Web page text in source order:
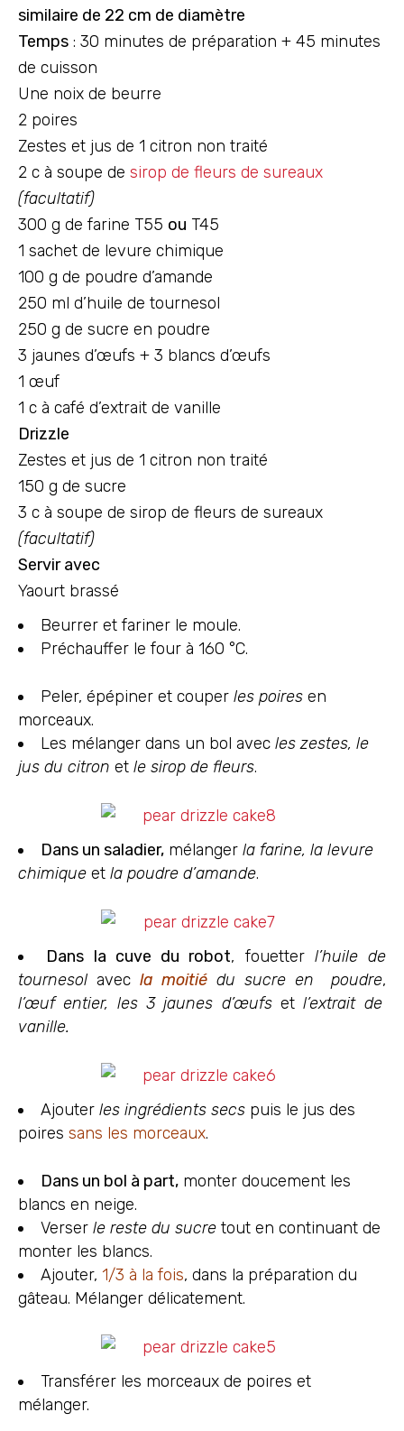
similaire de 22 cm de diamètre
Temps : 30 minutes de préparation + 45 minutes
de cuisson
Une noix de beurre
2 poires
Zestes et jus de 1 citron non traité
2 c à soupe de sirop de fleurs de sureaux
(facultatif)
300 g de farine T55 ou T45
1 sachet de levure chimique
100 g de poudre d’amande
250 ml d’huile de tournesol
250 g de sucre en poudre
3 jaunes d’œufs + 3 blancs d’œufs
1 œuf
1 c à café d’extrait de vanille
Drizzle
Zestes et jus de 1 citron non traité
150 g de sucre
3 c à soupe de sirop de fleurs de sureaux
(facultatif)
Servir avec
Yaourt brassé
Beurrer et fariner le moule.
Préchauffer le four à 160 °C.
Peler, épépiner et couper les poires en
morceaux.
Les mélanger dans un bol avec les zestes, le
jus du citron et le sirop de fleurs.
Dans un saladier, mélanger la farine, la levure
chimique et la poudre d’amande.
Dans la cuve du robot, fouetterl’huile de
tournesol avec la moitié du sucre en poudre,
l’œuf entier, les 3 jaunes d’œufset l’extrait de
vanille.
Ajouter les ingrédients secs puis le jus des
poires sans les morceaux.
Dans un bol à part, monter doucement les
blancs en neige.
Verser le reste du sucre tout en continuant de
monter les blancs.
Ajouter, 1/3 à la fois, dans la préparation du
gâteau. Mélanger délicatement.
Transférer les morceaux de poires et
mélanger.